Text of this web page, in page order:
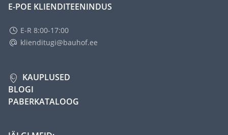
E-POE KLIENDITEENINDUS
E-R 8:00-17:00
klienditugi@bauhof.ee
KAUPLUSED
BLOGI
PABERKATALOOG